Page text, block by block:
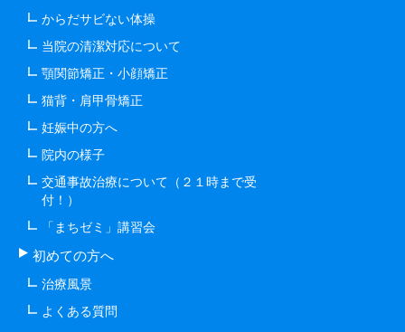
からだサビない体操
当院の清潔対応について
顎関節矯正・小顔矯正
猫背・肩甲骨矯正
妊娠中の方へ
院内の様子
交通事故治療について（２１時まで受
付！）
「まちゼミ」講習会
初めての方へ
治療風景
よくある質問